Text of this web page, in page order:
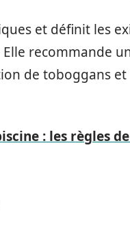
et définit les
recommande
de toboggans
: les règles